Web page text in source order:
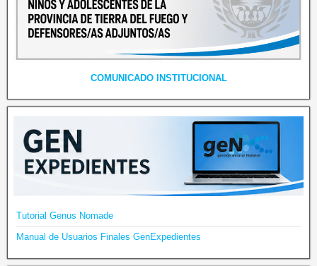
COMUNICADO INSTITUCIONAL
Tutorial Genus Nomade
Manual de Usuarios Finales GenExpedientes